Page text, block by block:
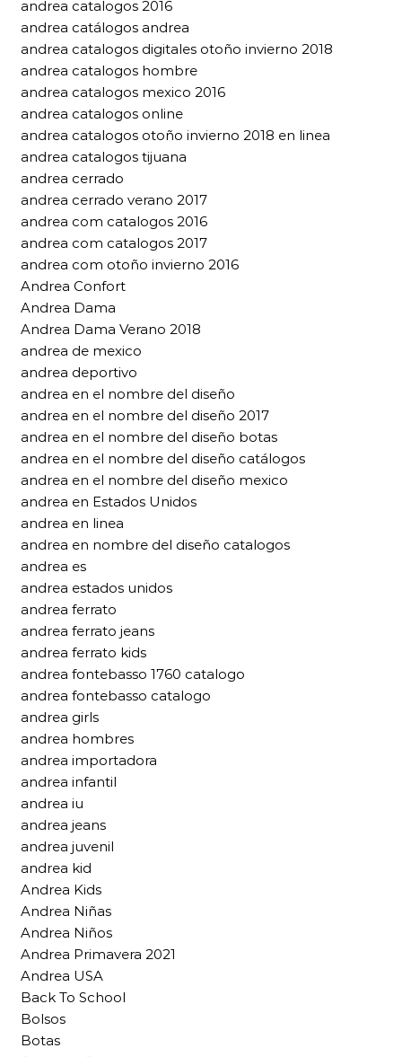
andrea catalogos 2016
andrea catálogos andrea
andrea catalogos digitales otoño invierno 2018
andrea catalogos hombre
andrea catalogos mexico 2016
andrea catalogos online
andrea catalogos otoño invierno 2018 en linea
andrea catalogos tijuana
andrea cerrado
andrea cerrado verano 2017
andrea com catalogos 2016
andrea com catalogos 2017
andrea com otoño invierno 2016
Andrea Confort
Andrea Dama
Andrea Dama Verano 2018
andrea de mexico
andrea deportivo
andrea en el nombre del diseño
andrea en el nombre del diseño 2017
andrea en el nombre del diseño botas
andrea en el nombre del diseño catálogos
andrea en el nombre del diseño mexico
andrea en Estados Unidos
andrea en linea
andrea en nombre del diseño catalogos
andrea es
andrea estados unidos
andrea ferrato
andrea ferrato jeans
andrea ferrato kids
andrea fontebasso 1760 catalogo
andrea fontebasso catalogo
andrea girls
andrea hombres
andrea importadora
andrea infantil
andrea iu
andrea jeans
andrea juvenil
andrea kid
Andrea Kids
Andrea Niñas
Andrea Niños
Andrea Primavera 2021
Andrea USA
Back To School
Bolsos
Botas